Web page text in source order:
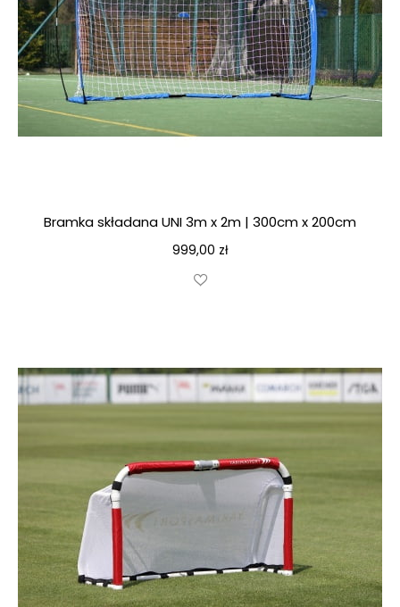
Bramka składana UNI 3m x 2m | 300cm x 200cm
999,00 zł